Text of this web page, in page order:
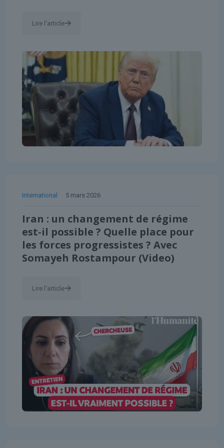
Lire l'article
International 5 mars 2026
Iran : un changement de régime
est-il possible ? Quelle place pour
les forces progressistes ? Avec
Somayeh Rostampour (Video)
Lire l'article